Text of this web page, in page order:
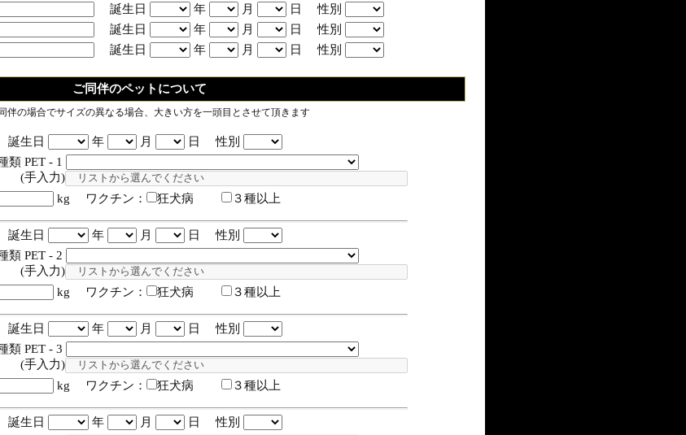
誕生日 年 月
日 性別
誕生日 年 月
日 性別
誕生日 年 月 日 性別
ご同伴のペットについて
伴の場合でサイズの異なる場合、大きい方を一頭目とさせて頂きます
誕生日 年 月
日 性別
PET - 1
)
kg ワクチン： 狂犬病 ３種以上
誕生日 年 月
日 性別
PET - 2
)
kg ワクチン： 狂犬病 ３種以上
誕生日 年 月
日 性別
PET - 3
)
kg ワクチン： 狂犬病 ３種以上
誕生日 年 月
日 性別